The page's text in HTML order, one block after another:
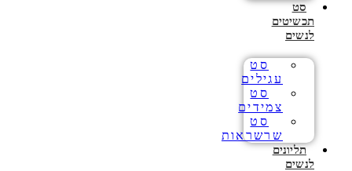
סט
תכשיטים
לנשים
סט
עגילים
סט
צמידים
סט
שרשראות
תליונים
לנשים